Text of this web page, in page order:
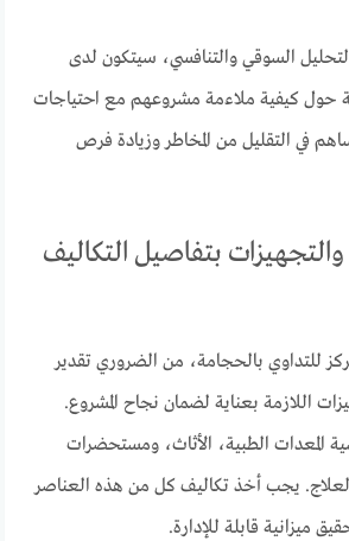
السوقي والتنافسي، سيتكون لدى
حول كيفية ملاءمة مشروعهم مع احتياجات
في التقليل من المخاطر وزيادة فرص
والتجهيزات بتفاصيل التكاليف
للتداوي بالحجامة، من الضروري تقدير
اللازمة بعناية لضمان نجاح المشروع.
المعدات الطبية، الأثاث، ومستحضرات
العلاج. يجب أخذ تكاليف كل من هذه العناصر
ميزانية قابلة للإدارة.